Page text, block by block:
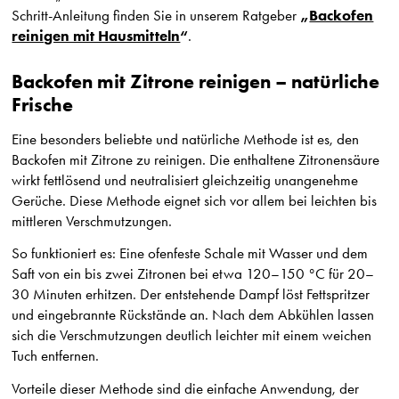
Schritt-Anleitung finden Sie in unserem Ratgeber „Backofen
reinigen mit Hausmitteln“.
Backofen mit Zitrone reinigen – natürliche
Frische
Eine besonders beliebte und natürliche Methode ist es, den
Backofen mit Zitrone zu reinigen. Die enthaltene Zitronensäure
wirkt fettlösend und neutralisiert gleichzeitig unangenehme
Gerüche. Diese Methode eignet sich vor allem bei leichten bis
mittleren Verschmutzungen.
So funktioniert es: Eine ofenfeste Schale mit Wasser und dem
Saft von ein bis zwei Zitronen bei etwa 120–150 °C für 20–
30 Minuten erhitzen. Der entstehende Dampf löst Fettspritzer
und eingebrannte Rückstände an. Nach dem Abkühlen lassen
sich die Verschmutzungen deutlich leichter mit einem weichen
Tuch entfernen.
Vorteile dieser Methode sind die einfache Anwendung, der